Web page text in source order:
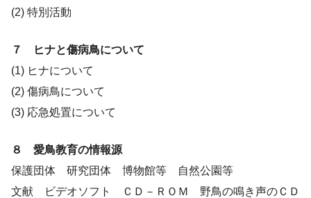
(2) 特別活動
７ ヒナと傷病鳥について
(1) ヒナについて
(2) 傷病鳥について
(3) 応急処置について
８ 愛鳥教育の情報源
保護団体 研究団体 博物館等 自然公園等
文献 ビデオソフト ＣＤ－ＲＯＭ 野鳥の鳴き声のＣＤ